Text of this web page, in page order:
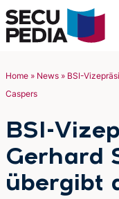
Home » News » BSI-
Caspers
BSI-
Gerhard
übergibt